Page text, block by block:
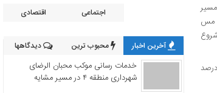
مس
وی افزود: در این طرح که با هدف اجرای کارخانه تولید اسید فسفریک با گرید صنعتی به ظرفیت سالیانه ۳۶۰ هزارتن در سال(بر مبنای ۱۰۰ درصد
اجتماعی اقتصادی
آخرین اخبار محبوب ترین دیدگاهها
خدمات رسانی موکب محبان الرضای
شهرداری منطقه ۴ در مسیر مشایه